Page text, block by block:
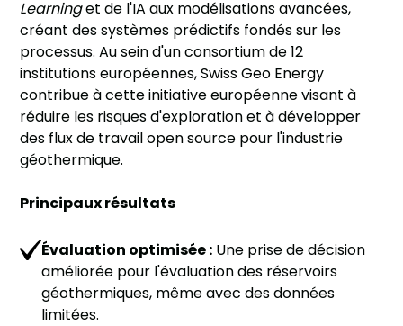
Learninget de l'IA aux modélisations avancées,
créant des systèmes prédictifs fondés sur les
processus. Au sein d'un consortium de 12
institutions européennes, Swiss Geo Energy
contribue à cette initiative européenne visant à
réduire les risques d'exploration et à développer
des flux de travail open source pour l'industrie
géothermique.
Principaux résultats
Évaluation optimisée : Une prise de décision
améliorée pour l'évaluation des réservoirs
géothermiques, même avec des données
limitées.